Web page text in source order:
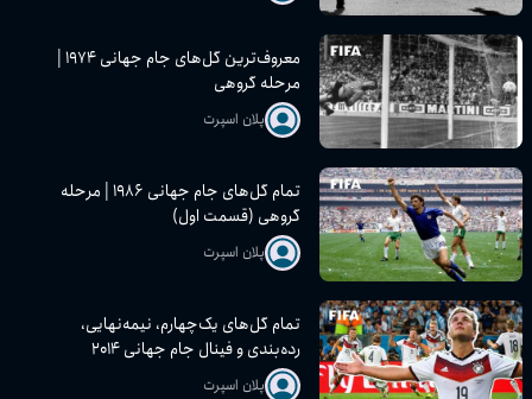
معروف‌ترین گل‌های جام جهانی ۱۹۷۴ |
مرحله گروهی
پلان اسپرت
تمام گل‌های جام جهانی ۱۹۸۶ | مرحله
گروهی (قسمت اول)
پلان اسپرت
تمام گل‌های یک‌چهارم، نیمه‌نهایی،
رده‌بندی و فینال جام جهانی ۲۰۱۴
پلان اسپرت